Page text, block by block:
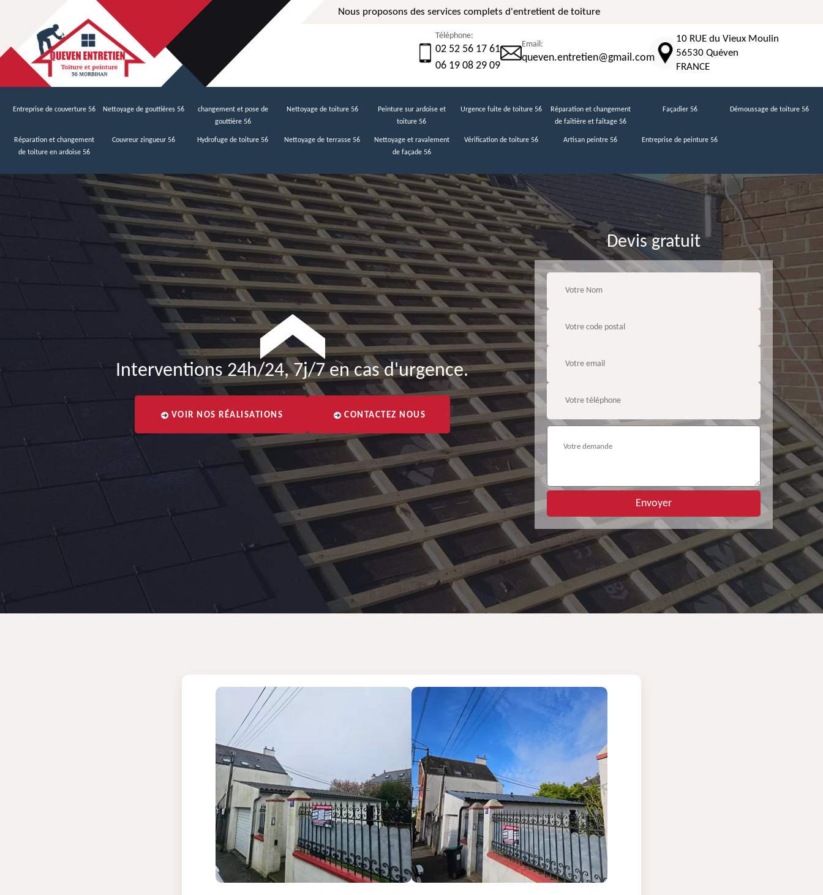
Nous proposons des services complets d'entretient de toiture
Téléphone:
02 52 56 17 61
06 19 08 29 09
Email:
queven.entretien@gmail.com
10 RUE du Vieux Moulin
56530 Quéven
FRANCE
Entreprise de couverture 56 Nettoyage de gouttières 56
changement et pose de
gouttière 56
Nettoyage de toiture 56
Peinture sur ardoise et
toiture 56
Urgence fuite de toiture 56
Réparation et changement
de faîtière et faîtage 56
Façadier 56 Démoussage de toiture 56
Réparation et changement
de toiture en ardoise 56
Couvreur zingueur 56 Hydrofuge de toiture 56 Nettoyage de terrasse 56
Nettoyage et ravalement
de façade 56
Vérification de toiture 56 Artisan peintre 56 Entreprise de peinture 56
Interventions 24h/24, 7j/7 en cas d'urgence.
VOIR NOS RÉALISATIONS CONTACTEZ NOUS
Devis gratuit